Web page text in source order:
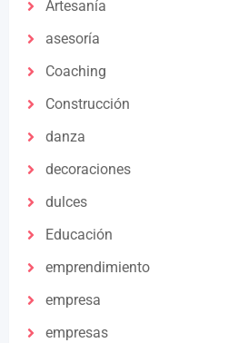
Artesanía
asesoría
Coaching
Construcción
danza
decoraciones
dulces
Educación
emprendimiento
empresa
empresas